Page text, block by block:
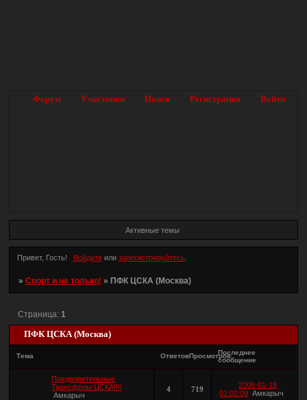
Форум Участники Поиск Регистрация Войти
Активные темы
Привет, Гость! Войдитеили зарегистрируйтесь.
» Спорт и не только! » ПФК ЦСКА (Москва)
ПФК ЦСКА (Москва)
Страница: 1
Тема ОтветовПросмотровПоследнее
сообщение
Предворительные
Трансферы ЦСКА!!!!
Амкарыч
4 719
2008-01-19
01:02:09 Амкарыч